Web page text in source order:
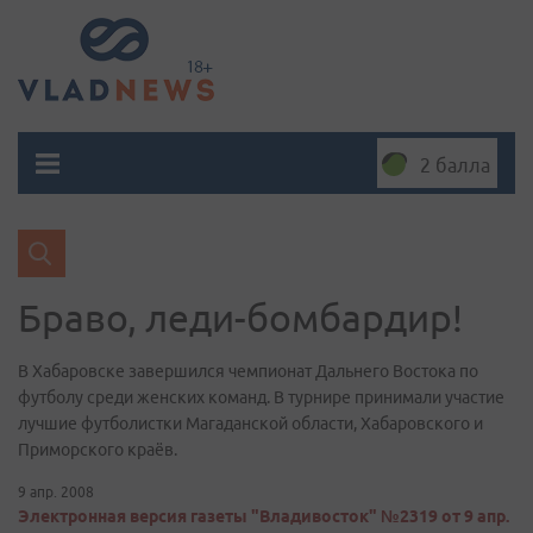
2 балла
Браво, леди-бомбардир!
В Хабаровске завершился чемпионат Дальнего Востока по
футболу среди женских команд. В турнире принимали участие
лучшие футболистки Магаданской области, Хабаровского и
Приморского краёв.
9 апр. 2008
Электронная версия газеты "Владивосток" №2319 от 9 апр.